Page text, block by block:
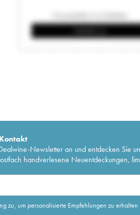
Newsletter an und entdecken Sie
handverlesene Neuentdeckungen,
zu, um personalisierte Empfehlungen zu erhalten